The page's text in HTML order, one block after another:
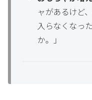
ャがあるけど
入らなくなっ
か。」